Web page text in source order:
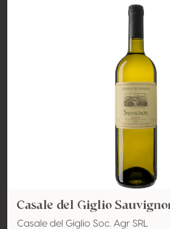
Casale del Giglio
Casale del Giglio Soc. Agr SRL